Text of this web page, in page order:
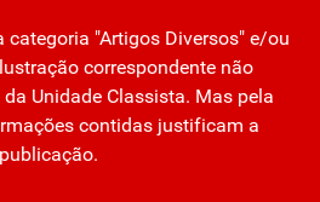
categoria "Artigos Diversos" e/ou
correspondente não
Unidade Classista. Mas pela
contidas justificam a
publicação.